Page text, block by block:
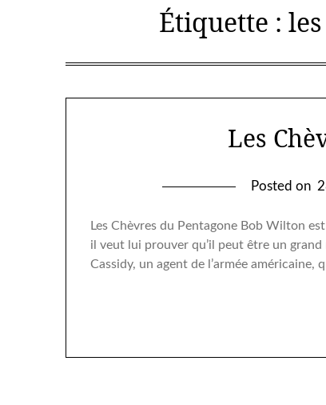
Étiquette :
Les
Posted on
Les Chèvres du Pentagone Bob Wilton
il veut lui prouver qu’il peut être un
Cassidy, un agent de l’armée